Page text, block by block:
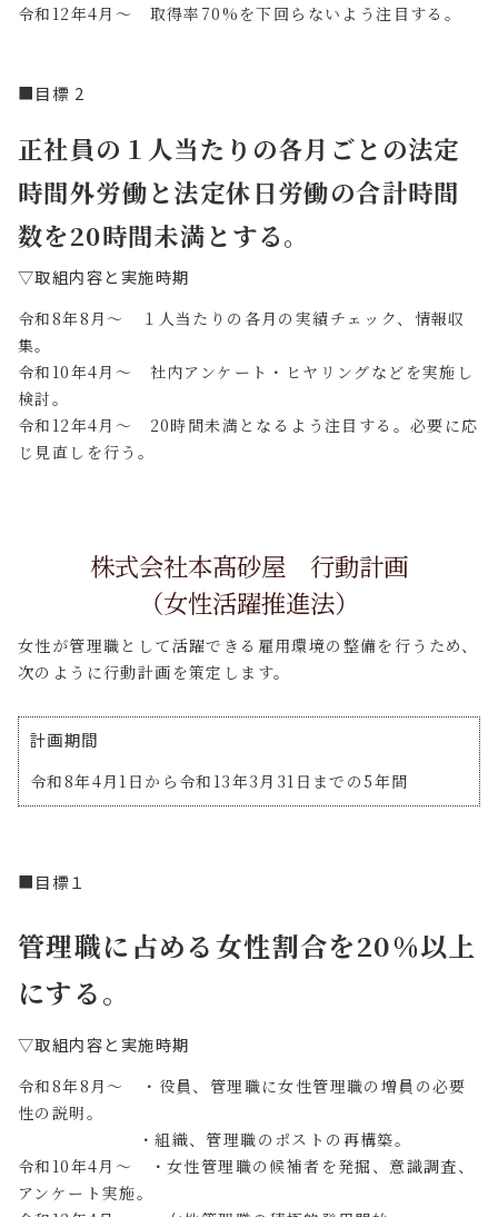
令和12年4月～ 取得率70%を下回らないよう注目する。
■目標 2
正社員の１人当たりの各月ごとの法定
時間外労働と法定休日労働の合計時間
数を20時間未満とする。
▽取組内容と実施時期
令和8年8月～ １人当たりの各月の実績チェック、情報収
集。
令和10年4月～ 社内アンケート・ヒヤリングなどを実施し
検討。
令和12年4月～ 20時間未満となるよう注目する。必要に応
じ見直しを行う。
株式会社本髙砂屋 行動計画
（女性活躍推進法）
女性が管理職として活躍できる雇用環境の整備を行うため、
次のように行動計画を策定します。
計画期間
令和8年4月1日から令和13年3月31日までの5年間
■目標１
管理職に占める女性割合を20％以上
にする。
▽取組内容と実施時期
令和8年8月～ ・役員、管理職に女性管理職の増員の必要
性の説明。
・組織、管理職のポストの再構築。
令和10年4月～ ・女性管理職の候補者を発掘、意識調査、
アンケート実施。